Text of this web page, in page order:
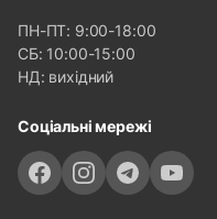
ПН-ПТ: 9:00-18:00
СБ: 10:00-15:00
НД: вихідний
Соціальні мережі